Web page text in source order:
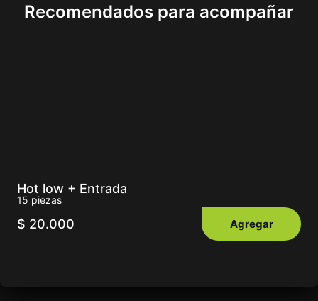
Recomendados para acompañar
Hot low + Entrada
15 piezas
$ 20.000 Agregar